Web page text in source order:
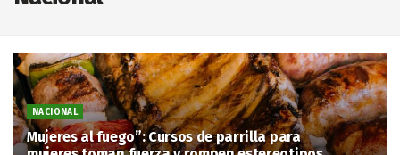
NACIONAL
Mujeres al fuego”: Cursos de parrilla para